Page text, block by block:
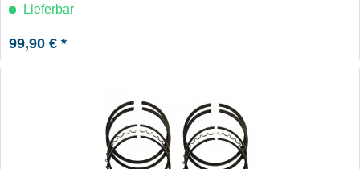
Lieferbar
99,90 € *